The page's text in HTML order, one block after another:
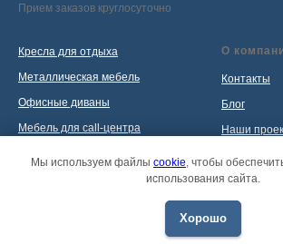
Мы используем файлы cookie, чтобы
использования сайта.
Хорошо
Прием заказов круглосуточно
Кресла для отдыха
Металлическая мебель
Офисные диваны
Мебель для call-центра
О
Контакты
Блог
Наши
Политика